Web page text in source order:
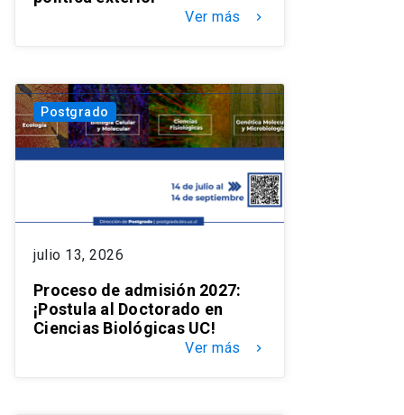
Ver más keyboard_arrow_right
Postgrado
julio 13, 2026
Proceso de admisión 2027:
¡Postula al Doctorado en
Ciencias Biológicas UC!
Ver más keyboard_arrow_right